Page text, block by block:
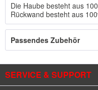
Die Haube besteht aus
Rückwand besteht aus
Passendes Zubehör
SERVICE & SUPPORT